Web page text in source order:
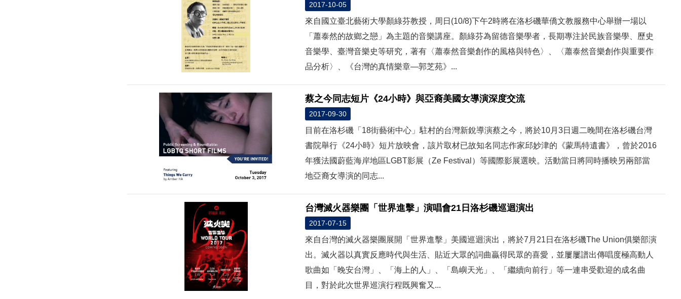
2017-10-05
來自國立臺北藝術大學顏綠芬教授，周日(10/8)下午2時將在洛杉磯華僑文教服務中心舉辦一場以
「蕭泰然的故鄉之戀」為主題的音樂講座。顏綠芬為留德音樂學者，長期專注於民族音樂學、歷史
音樂學、臺灣音樂史等研究，著有〈蕭泰然音樂創作的風格與特色〉、〈蕭泰然音樂創作與重要作
品分析〉、《台灣的真情樂章—郭芝苑》...
蔡之今同志短片《24小時》與亞裔美國女導演深度交流
2017-09-30
目前在洛杉磯「18街藝術中心」駐村的台灣新銳導演蔡之今，將於10月3日週二晚間在洛杉磯台灣
書院舉行《24小時》短片放映會，該片取材已故知名同志作家邱妙津的《蒙馬特遺書》，曾於2016
年獲法國蔚藍海岸地區LGBT影展（Ze Festival）等國際影展選映。活動當日將同時播映另兩部當
地亞裔女導演的同志...
台灣滅火器樂團「世界進擊」演唱會21日洛杉磯巡迴演出
2017-07-15
來自台灣的滅火器樂團展開「世界進擊」美國巡迴演出，將於7月21日在洛杉磯The Union俱樂部演
出。滅火器以真實反應時代與生活、貼近大眾的詞曲贏得民眾的喜愛，並屢屢譜出傳唱度極高動人
歌曲如「晚安台灣」、「海上的人」、「島嶼天光」、「繼續向前行」等一連串受歡迎的成名曲
目，對於此次世界巡演行程既興奮又...